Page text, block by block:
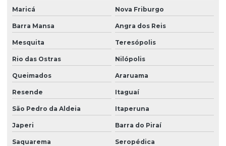
Querosene desodorizado preço
Redutor de viscosidade
Redutor de viscosidade atóxico para pastas
Resina hidrocarbônica
Retardante de chamas
Sebo em pó
Maricá Nova Friburgo
Barra Mansa Angra dos Reis
Mesquita Teresópolis
Rio das Ostras Nilópolis
Queimados Araruama
Resende Itaguaí
São Pedro da Aldeia Itaperuna
Japeri Barra do Piraí
Saquarema Seropédica